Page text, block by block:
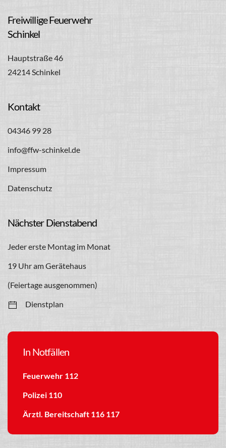
Freiwillige Feuerwehr
Schinkel
Hauptstraße 46
24214 Schinkel
Kontakt
04346 99 28
info@ffw-schinkel.de
Impressum
Datenschutz
Nächster Dienstabend
Jeder erste Montag im Monat
19 Uhr am Gerätehaus
(Feiertage ausgenommen)
Dienstplan
In Notfällen
Feuerwehr 112
Polizei 110
Ärztl. Bereitschaft 116 117